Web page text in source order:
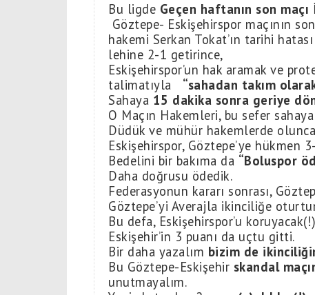
Bu ligde Geçen haftanın son maçı
Göztepe- Eskişehirspor maçının
hakemi Serkan Tokat’ın tarihi
lehine 2-1 getirince,
Eskişehirspor’un hak aramak ve
talimatıyla “sahadan takım
Sahaya 15 dakika sonra geriye
O Maçın Hakemleri, bu sefer
Düdük ve mühür hakemlerde
Eskişehirspor, Göztepe’ye hükmen
Bedelini bir bakıma da “Boluspor
Daha doğrusu ödedik.
Federasyonun kararı sonrası,
Göztepe’yi Averajla ikinciliğe
Bu defa, Eskişehirspor’u
Eskişehir’in 3 puanı da uçtu gitti.
Bir daha yazalım bizim de
Bu Göztepe-Eskişehir skandal
unutmayalım.